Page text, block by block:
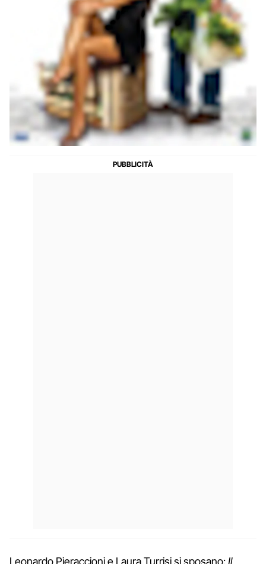
Leonardo Pieraccioni e Laura Turrisi si sposano:Il